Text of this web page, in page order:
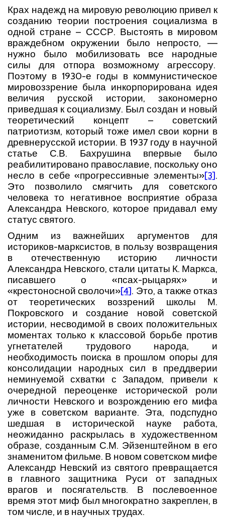
Крах надежд на мировую революцию привел к
созданию теории построения социализма в
одной стране – СССР. Выстоять в мировом
враждебном окружении было непросто, ––
нужно было мобилизовать все народные
силы для отпора возможному агрессору.
Поэтому в 1930-е годы в коммунистическое
мировоззрение была инкорпорирована идея
величия русской истории, закономерно
приведшая к социализму. Был создан и новый
теоретический концепт – советский
патриотизм, который тоже имел свои корни в
древнерусской истории. В 1937 году в научной
статье С.В. Бахрушина впервые было
реабилитировано православие, поскольку оно
несло в себе «прогрессивные элементы»[3].
Это позволило смягчить для советского
человека то негативное восприятие образа
Александра Невского, которое придавал ему
статус святого.
Одним из важнейших аргументов для
историков-марксистов, в пользу возвращения
в отечественную историю личности
Александра Невского, стали цитаты К. Маркса,
писавшего о «псах-рыцарях» и
«крестоносной сволочи»[4]. Это, а также отказ
от теоретических воззрений школы М.
Покровского и создание новой советской
истории, несводимой в своих положительных
моментах только к классовой борьбе против
угнетателей трудового народа, и
необходимость поиска в прошлом опоры для
консолидации народных сил в преддверии
неминуемой схватки с Западом, привели к
очередной переоценке исторической роли
личности Невского и возрождению его мифа
уже в советском варианте. Эта, подспудно
шедшая в исторической науке работа,
неожиданно раскрылась в художественном
образе, созданным С.М. Эйзенштейном в его
знаменитом фильме. В новом советском мифе
Александр Невский из святого превращается
в главного защитника Руси от западных
врагов и посягательств. В послевоенное
время этот миф был многократно закреплен, в
том числе, и в научных трудах.